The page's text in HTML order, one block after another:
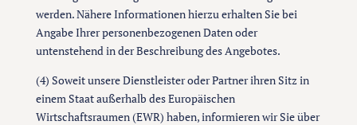
werden. Nähere Informationen hierzu erhalten Sie bei
Angabe Ihrer personenbezogenen Daten oder
untenstehend in der Beschreibung des Angebotes.
(4) Soweit unsere Dienstleister oder Partner ihren Sitz in
einem Staat außerhalb des Europäischen
Wirtschaftsraumen (EWR) haben, informieren wir Sie über